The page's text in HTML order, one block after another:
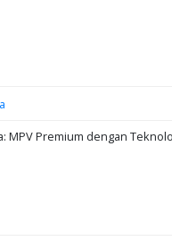
Premium dengan